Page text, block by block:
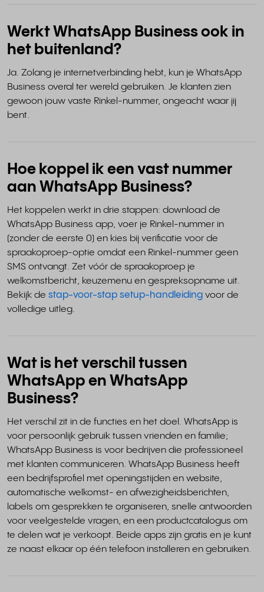
Werkt WhatsApp Business ook in
het buitenland?
Ja. Zolang je internetverbinding hebt, kun je WhatsApp
Business overal ter wereld gebruiken. Je klanten zien
gewoon jouw vaste Rinkel-nummer, ongeacht waar jij
bent.
Hoe koppel ik een vast nummer
aan WhatsApp Business?
Het koppelen werkt in drie stappen: download de
WhatsApp Business app, voer je Rinkel-nummer in
(zonder de eerste 0) en kies bij verificatie voor de
spraakoproep-optie omdat een Rinkel-nummer geen
SMS ontvangt. Zet vóór de spraakoproep je
welkomstbericht, keuzemenu en gespreksopname uit.
Bekijk de stap-voor-stap setup-handleiding voor de
volledige uitleg.
Wat is het verschil tussen
WhatsApp en WhatsApp
Business?
Het verschil zit in de functies en het doel. WhatsApp is
voor persoonlijk gebruik tussen vrienden en familie;
WhatsApp Business is voor bedrijven die professioneel
met klanten communiceren. WhatsApp Business heeft
een bedrijfsprofiel met openingstijden en website,
automatische welkomst- en afwezigheidsberichten,
labels om gesprekken te organiseren, snelle antwoorden
voor veelgestelde vragen, en een productcatalogus om
te delen wat je verkoopt. Beide apps zijn gratis en je kunt
ze naast elkaar op één telefoon installeren en gebruiken.